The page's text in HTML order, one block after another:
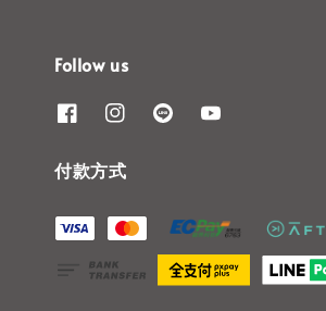
Follow us
付款方式